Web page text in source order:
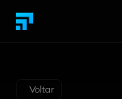
Voltar